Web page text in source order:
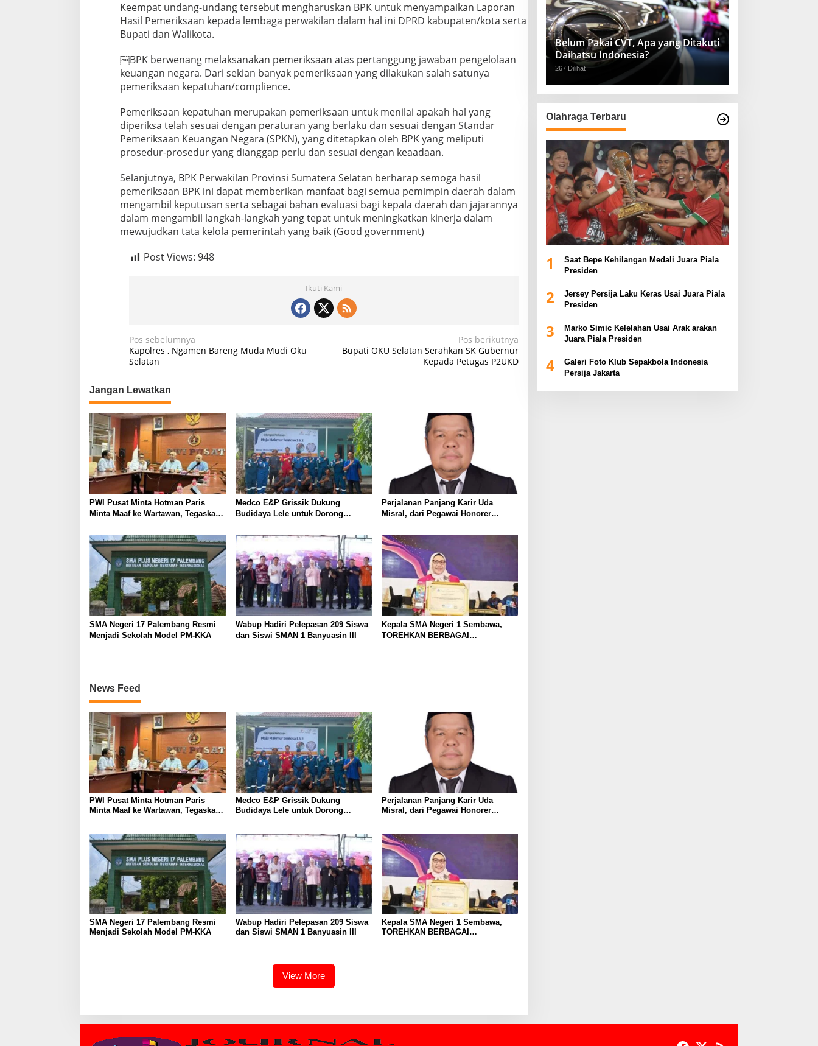
Keempat undang-undang tersebut mengharuskan BPK untuk menyampaikan Laporan
Hasil Pemeriksaan kepada lembaga perwakilan dalam hal ini DPRD kabupaten/kota serta
Bupati dan Walikota.
￼BPK berwenang melaksanakan pemeriksaan atas pertanggung jawaban pengelolaan
keuangan negara. Dari sekian banyak pemeriksaan yang dilakukan salah satunya
pemeriksaan kepatuhan/complience.
Pemeriksaan kepatuhan merupakan pemeriksaan untuk menilai apakah hal yang
diperiksa telah sesuai dengan peraturan yang berlaku dan sesuai dengan Standar
Pemeriksaan Keuangan Negara (SPKN), yang ditetapkan oleh BPK yang meliputi
prosedur-prosedur yang dianggap perlu dan sesuai dengan keaadaan.
Selanjutnya, BPK Perwakilan Provinsi Sumatera Selatan berharap semoga hasil
pemeriksaan BPK ini dapat memberikan manfaat bagi semua pemimpin daerah dalam
mengambil keputusan serta sebagai bahan evaluasi bagi kepala daerah dan jajarannya
dalam mengambil langkah-langkah yang tepat untuk meningkatkan kinerja dalam
mewujudkan tata kelola pemerintah yang baik (Good government)
Post Views: 948
Ikuti Kami
N
a
i
g
a
s
i
p
o
s
Pos sebelumnya
Kapolres , Ngamen Bareng Muda Mudi Oku
Selatan
Pos berikutnya
Bupati OKU Selatan Serahkan SK Gubernur
Kepada Petugas P2UKD
Jangan Lewatkan
PWI Pusat Minta Hotman Paris
Minta Maaf ke Wartawan, Tegaskan
Medco E&P Grissik Dukung
Budidaya Lele untuk Dorong
Perjalanan Panjang Karir Uda
Misral, dari Pegawai Honorer
Jabatan Struktural Eselon III
SMA Negeri 17 Palembang Resmi
Menjadi Sekolah Model PM-KKA
Wabup Hadiri Pelepasan 209 Siswa
dan Siswi SMAN 1 Banyuasin III
Kepala SMA Negeri 1 Sembawa,
TOREHKAN BERBAGAI
News Feed
PWI Pusat Minta Hotman Paris
Minta Maaf ke Wartawan, Tegaskan
Medco E&P Grissik Dukung
Budidaya Lele untuk Dorong
Perjalanan Panjang Karir Uda
Misral, dari Pegawai Honorer
SMA Negeri 17 Palembang Resmi
Menjadi Sekolah Model PM-KKA
Wabup Hadiri Pelepasan 209 Siswa
dan Siswi SMAN 1 Banyuasin III
Kepala SMA Negeri 1 Sembawa,
TOREHKAN BERBAGAI
View More
Belum Pakai CVT, Apa yang Ditakuti
Daihatsu Indonesia?
267 Dilihat
Olahraga Terbaru
1
Saat Bepe Kehilangan Medali Juara Piala
Presiden
2
Jersey Persija Laku Keras Usai Juara Piala
Presiden
3
Marko Simic Kelelahan Usai Arak arakan
Juara Piala Presiden
4
Galeri Foto Klub Sepakbola Indonesia
Persija Jakarta